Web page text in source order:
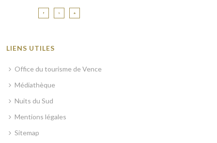
LIENS UTILES
Office du tourisme de Vence
Médiathèque
Nuits du Sud
Mentions légales
Sitemap